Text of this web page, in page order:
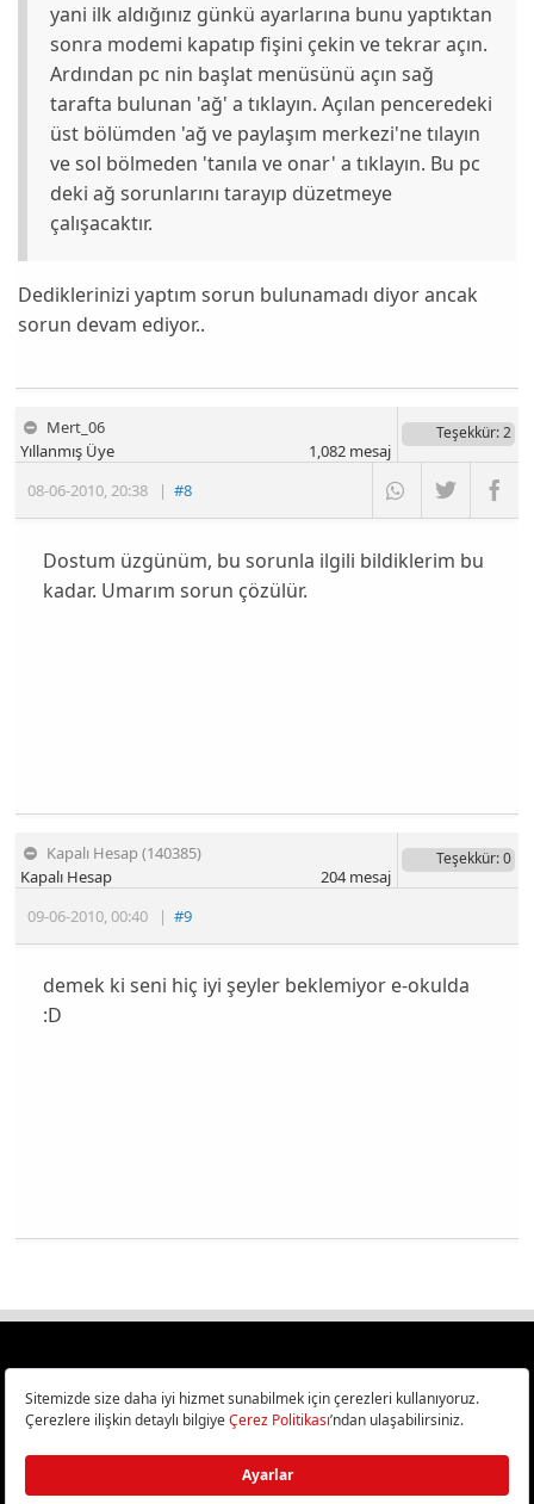
yani ilk aldığınız günkü ayarlarına bunu yaptıktan
sonra modemi kapatıp fişini çekin ve tekrar açın.
Ardından pc nin başlat menüsünü açın sağ
tarafta bulunan 'ağ' a tıklayın. Açılan penceredeki
üst bölümden 'ağ ve paylaşım merkezi'ne tılayın
ve sol bölmeden 'tanıla ve onar' a tıklayın. Bu pc
deki ağ sorunlarını tarayıp düzetmeye
çalışacaktır.
Dediklerinizi yaptım sorun bulunamadı diyor ancak
sorun devam ediyor..
Mert_06
08-06-2010,20:38 |#8
Yıllanmış Üye
Teşekkür: 2
1,082mesaj
Dostum üzgünüm, bu sorunla ilgili bildiklerim bu
kadar. Umarım sorun çözülür.
Kapalı Hesap (140385)
09-06-2010,00:40 |#9
Kapalı Hesap
Teşekkür: 0
204mesaj
demek ki seni hiç iyi şeyler beklemiyor e-okulda
:D
Türkiye
Bilişim ve Teknoloji Haberleri CHIP Online’da!